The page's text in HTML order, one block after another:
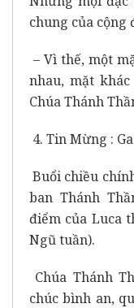
chung của cộng
– Vì thế, một
nhau, mặt
Chúa Thánh
4. Tin Mừng :
Buổi chiều
ban Thánh
điểm của Luca
Ngũ tuần).
Chúa Thánh
chúc bình an,